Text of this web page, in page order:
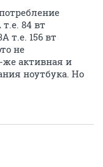
84 вт
т.е. 156 вт
не
же активная и
ноутбука. Но